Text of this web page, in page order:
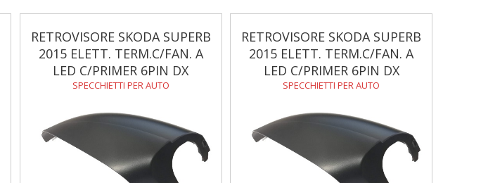
RETROVISORE SKODA SUPERB
2015 ELETT. TERM.C/FAN. A
LED C/PRIMER 6PIN DX
SPECCHIETTI PER AUTO
RETROVISORE SKODA SUPERB
2015 ELETT. TERM.C/FAN. A
LED C/PRIMER 6PIN DX
SPECCHIETTI PER AUTO